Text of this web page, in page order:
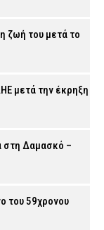
ζωή του μετά το
μετά την έκρηξη
στη Δαμασκό –
του 59χρονου